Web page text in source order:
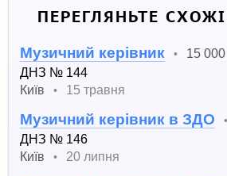
ПЕРЕГЛЯНЬТЕ
Музичний керівник • 15 000
ДНЗ № 144
Київ
• 15 травня
Музичний керівник в ЗДО •
ДНЗ № 146
Київ
• 20 липня